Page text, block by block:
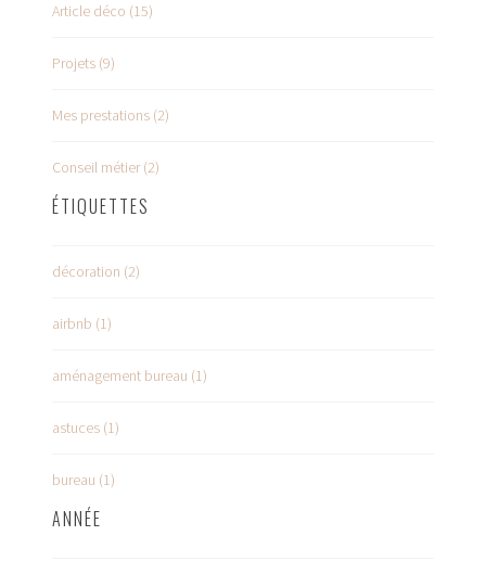
Article déco (15)
Projets (9)
Mes prestations (2)
Conseil métier (2)
ÉTIQUETTES
décoration (2)
airbnb (1)
aménagement bureau (1)
astuces (1)
bureau (1)
ANNÉE